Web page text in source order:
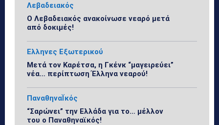
Λεβαδειακός
Ο Λεβαδειακός ανακοίνωσε νεαρό μετά
από δοκιμές!
Ελληνες Εξωτερικού
Μετά τον Καρέτσα, η Γκένκ “μαγειρεύει”
νέα… περίπτωση Έλληνα νεαρού!
ΠαναθηναΪκός
“Σαρώνει” την Ελλάδα για το… μέλλον
του ο Παναθηναϊκός!